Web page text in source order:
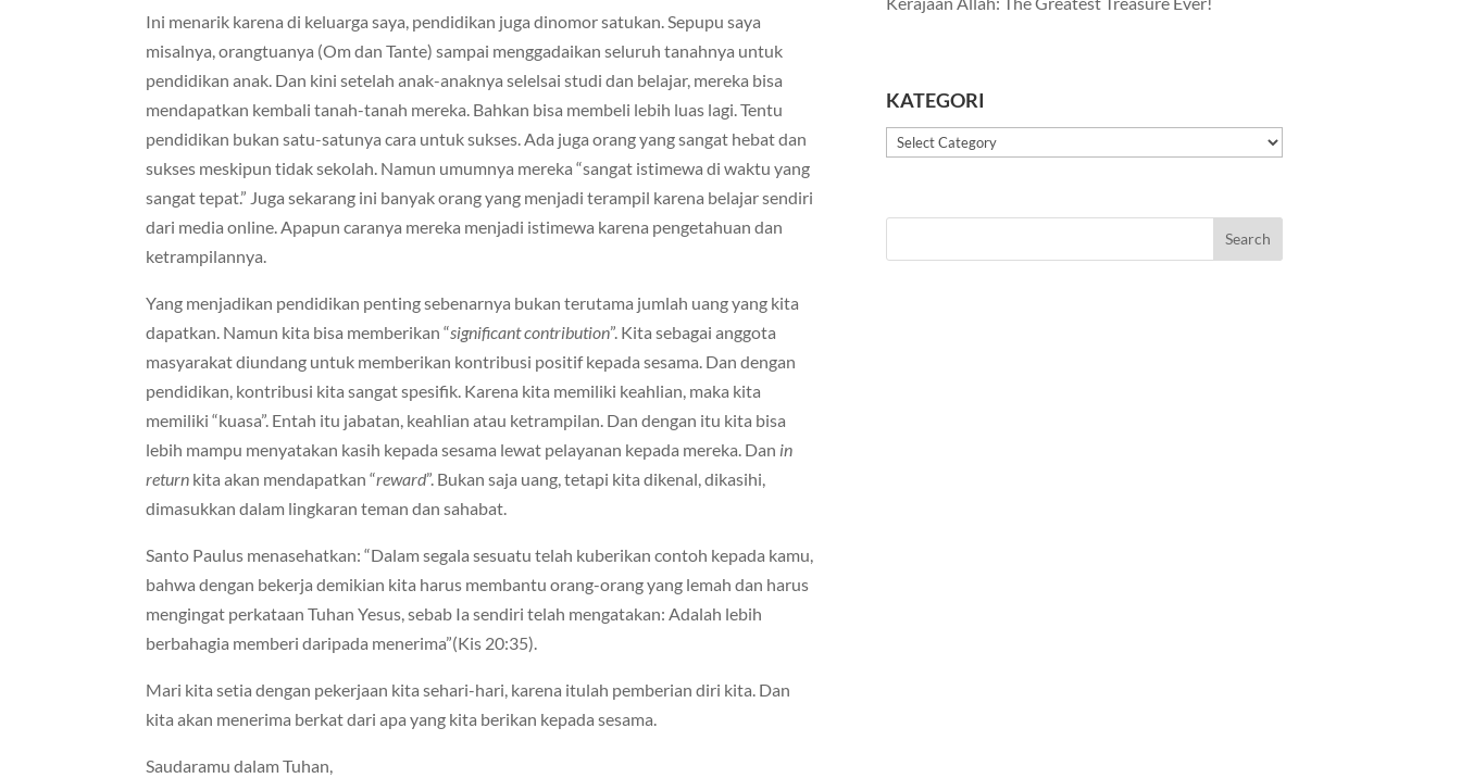
Ini menarik karena di keluarga saya, pendidikan juga dinomor satukan. Sepupu saya
misalnya, orangtuanya (Om dan Tante) sampai menggadaikan seluruh tanahnya untuk
pendidikan anak. Dan kini setelah anak-anaknya selelsai studi dan belajar, mereka bisa
mendapatkan kembali tanah-tanah mereka. Bahkan bisa membeli lebih luas lagi. Tentu
pendidikan bukan satu-satunya cara untuk sukses. Ada juga orang yang sangat hebat dan
sukses meskipun tidak sekolah. Namun umumnya mereka “sangat istimewa di waktu yang
sangat tepat.” Juga sekarang ini banyak orang yang menjadi terampil karena belajar sendiri
dari media online. Apapun caranya mereka menjadi istimewa karena pengetahuan dan
ketrampilannya.
Yang menjadikan pendidikan penting sebenarnya bukan terutama jumlah uang yang kita
dapatkan. Namun kita bisa memberikan “significant contribution”. Kita sebagai anggota
masyarakat diundang untuk memberikan kontribusi positif kepada sesama. Dan dengan
pendidikan, kontribusi kita sangat spesifik. Karena kita memiliki keahlian, maka kita
memiliki “kuasa”. Entah itu jabatan, keahlian atau ketrampilan. Dan dengan itu kita bisa
lebih mampu menyatakan kasih kepada sesama lewat pelayanan kepada mereka. Dan in
return kita akan mendapatkan “reward”. Bukan saja uang, tetapi kita dikenal, dikasihi,
dimasukkan dalam lingkaran teman dan sahabat.
Santo Paulus menasehatkan: “Dalam segala sesuatu telah kuberikan contoh kepada kamu,
bahwa dengan bekerja demikian kita harus membantu orang-orang yang lemah dan harus
mengingat perkataan Tuhan Yesus, sebab Ia sendiri telah mengatakan: Adalah lebih
berbahagia memberi daripada menerima”(Kis 20:35).
Mari kita setia dengan pekerjaan kita sehari-hari, karena itulah pemberian diri kita. Dan
kita akan menerima berkat dari apa yang kita berikan kepada sesama.
Saudaramu dalam Tuhan,
KATEGORI
Kategori